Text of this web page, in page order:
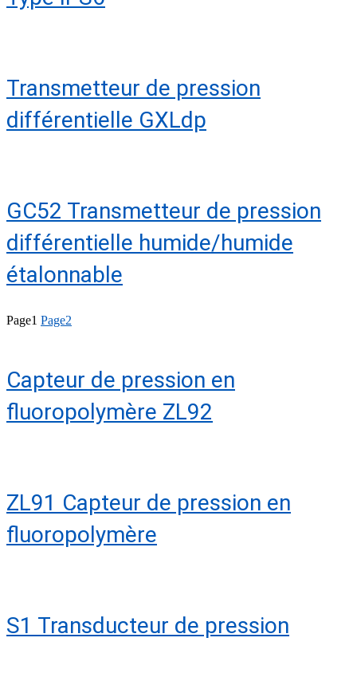
Transmetteur de pression
différentielle GXLdp
GC52 Transmetteur de pression
différentielle humide/humide
étalonnable
Page1 Page2
Capteur de pression en
fluoropolymère ZL92
ZL91 Capteur de pression en
fluoropolymère
S1 Transducteur de pression